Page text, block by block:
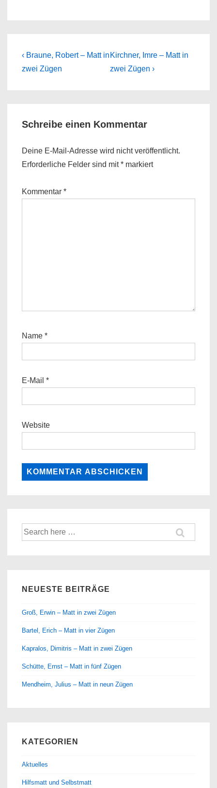
Beitragsnavigation
Previous
Post
‹ Braune, Robert – Matt in
zwei Zügen
Next
Post
Kirchner, Imre – Matt in
zwei Zügen ›
Schreibe einen Kommentar
Deine E-Mail-Adresse wird nicht veröffentlicht.
Erforderliche Felder sind mit* markiert
Kommentar *
Name *
E-Mail *
Website
Suche
nach:
NEUESTE BEITRÄGE
Groß, Erwin – Matt in zwei Zügen
Bartel, Erich – Matt in vier Zügen
Kapralos, Dimitris – Matt in zwei Zügen
Schütte, Ernst – Matt in fünf Zügen
Mendheim, Julius – Matt in neun Zügen
KATEGORIEN
Aktuelles
Hilfsmatt und Selbstmatt